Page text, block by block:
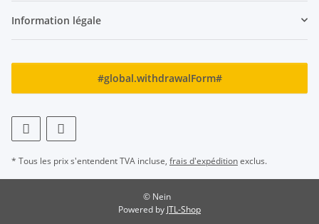
Information légale
#global.withdrawalForm#
* Tous les prix s'entendent TVA incluse, frais d'expéditionexclus.
© Nein
Powered by JTL-Shop